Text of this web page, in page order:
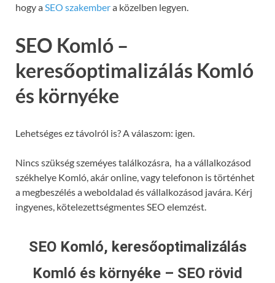
hogy aSEO szakembera közelben legyen.
SEO Komló –
keresőoptimalizálás Komló
és környéke
Lehetséges ez távolról is? A válaszom: igen.
Nincs szükség szeméyes találkozásra, ha a vállalkozásod
székhelye Komló, akár online, vagy telefonon is történhet
a megbeszélés a weboldalad és vállalkozásod javára. Kérj
ingyenes, kötelezettségmentes SEO elemzést.
SEO Komló, keresőoptimalizálás
Komló és környéke – SEO rövid